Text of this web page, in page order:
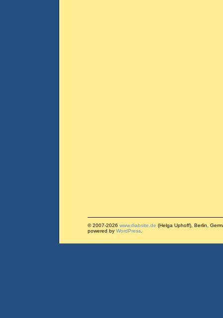
© 2007-2026 www.diabsite.de (Helga Uphoff), Berlin,
powered by WordPress.